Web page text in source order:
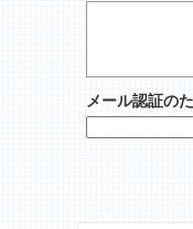
メール認証の